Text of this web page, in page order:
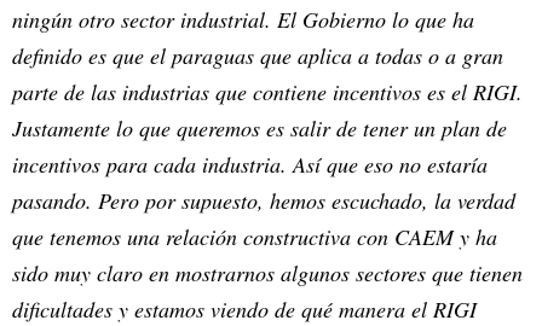
ningún otro sector industrial. El Gobierno lo que ha
definido es que el paraguas que aplica a todas o a gran
parte de las industrias que contiene incentivos es el RIGI.
Justamente lo que queremos es salir de tener un plan de
incentivos para cada industria. Así que eso no estaría
pasando. Pero por supuesto, hemos escuchado, la verdad
que tenemos una relación constructiva con CAEM y ha
sido muy claro en mostrarnos algunos sectores que tienen
dificultades y estamos viendo de qué manera el RIGI